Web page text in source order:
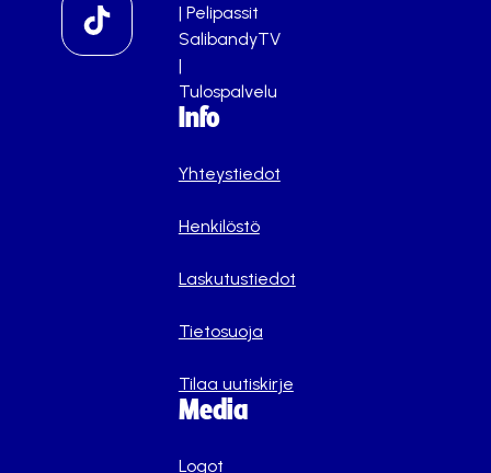
| Pelipassit
SalibandyTV
|
Tulospalvelu
Info
Yhteystiedot
Henkilöstö
Laskutustiedot
Tietosuoja
Tilaa uutiskirje
Media
Logot